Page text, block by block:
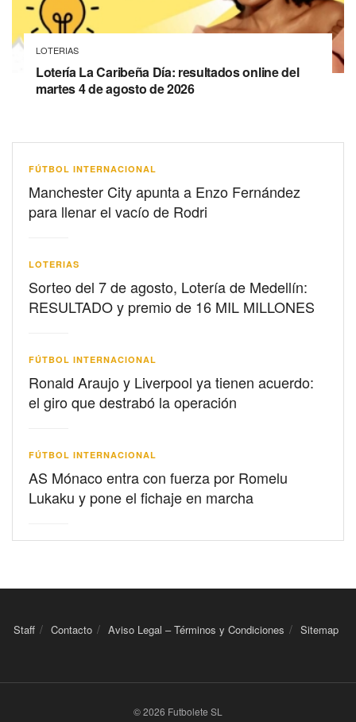
LOTERIAS
Lotería La Caribeña Día: resultados online del
martes 4 de agosto de 2026
FÚTBOL INTERNACIONAL
Manchester City apunta a Enzo Fernández
para llenar el vacío de Rodri
LOTERIAS
Sorteo del 7 de agosto, Lotería de Medellín:
RESULTADO y premio de 16 MIL MILLONES
FÚTBOL INTERNACIONAL
Ronald Araujo y Liverpool ya tienen acuerdo:
el giro que destrabó la operación
FÚTBOL INTERNACIONAL
AS Mónaco entra con fuerza por Romelu
Lukaku y pone el fichaje en marcha
Staff Contacto Aviso Legal – Términos y Condiciones Sitemap
© 2026 Futbolete SL